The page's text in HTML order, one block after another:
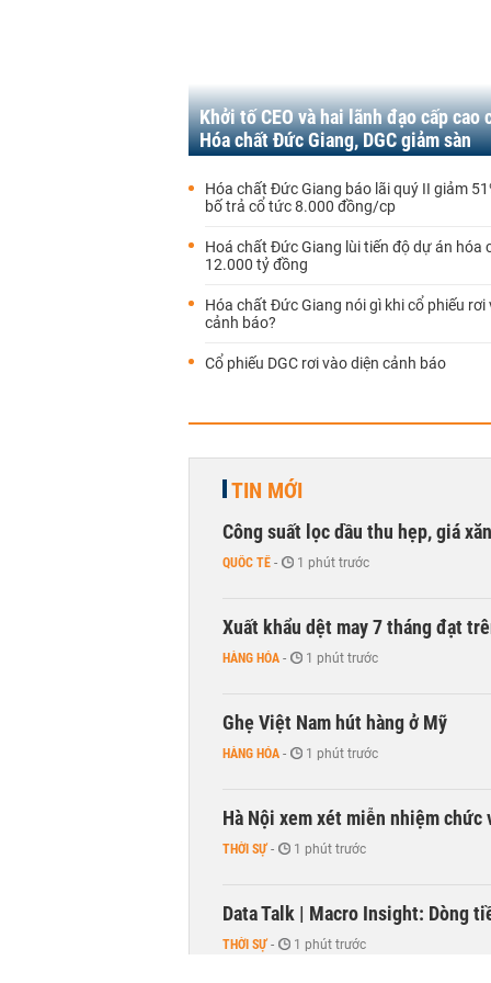
Khởi tố CEO và hai lãnh đạo cấp cao
Hóa chất Đức Giang, DGC giảm sàn
Hóa chất Đức Giang báo lãi quý II giảm
bố trả cổ tức 8.000 đồng/cp
Hoá chất Đức Giang lùi tiến độ dự án hóa
12.000 tỷ đồng
Hóa chất Đức Giang nói gì khi cổ phiếu rơi
cảnh báo?
Cổ phiếu DGC rơi vào diện cảnh báo
TIN MỚI
Công suất lọc dầu thu hẹp, giá
QUỐC TẾ - 1 phút trước
Xuất khẩu dệt may 7 tháng đạt
HÀNG HÓA - 1 phút trước
Ghẹ Việt Nam hút hàng ở Mỹ
HÀNG HÓA - 1 phút trước
Hà Nội xem xét miễn nhiệm chức
THỜI SỰ - 1 phút trước
Data Talk | Macro Insight: Dòng
THỜI SỰ - 1 phút trước